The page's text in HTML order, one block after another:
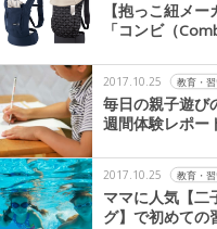
【抱っこ紐メ
「コンビ（
2017.10.25 教育・
毎日の親子遊び
週間体験レポー
2017.10.25 教育・
ママに人気【二
グ】で初めての